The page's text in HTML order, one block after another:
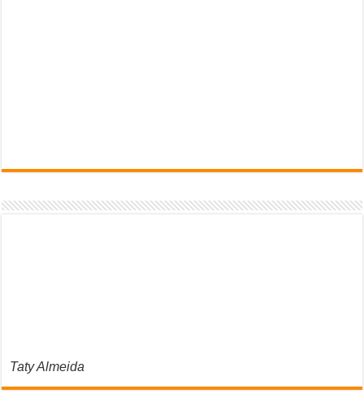
Taty Almeida